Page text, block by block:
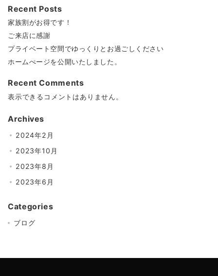
Recent Posts
家族割がお得です！
ご来店に感謝
プライベート空間でゆっくりとお過ごしください
ホームぺージを公開いたしました。
Recent Comments
表示できるコメントはありません。
Archives
2024年2月
2023年10月
2023年8月
2023年6月
Categories
ブログ